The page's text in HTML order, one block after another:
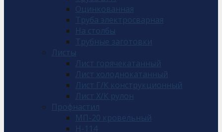
Оцинкованная
Труба электросварная
На столбы
Трубные заготовки
Листы
Лист горячекатанный
Лист холоднокатанный
Лист Г/К конструкционный
Лист Х/К рулон
Профнастил
МП-20 кровельный
Н-114